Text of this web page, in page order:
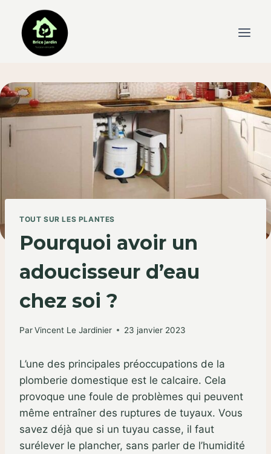
content
TOUT SUR LES PLANTES
Pourquoi avoir un
adoucisseur d’eau
chez soi ?
ParVincent Le Jardinier 23 janvier 2023
L’une des principales préoccupations de la
plomberie domestique est le calcaire. Cela
provoque une foule de problèmes qui peuvent
même entraîner des ruptures de tuyaux. Vous
savez déjà que si un tuyau casse, il faut
surélever le plancher, sans parler de l’humidité